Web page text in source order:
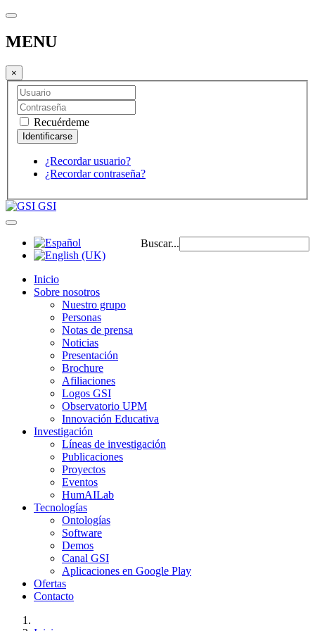
MENU
×
Recuérdeme
¿Recordar usuario?
¿Recordar contraseña?
GSI
Buscar...
Inicio
Sobre nosotros
Nuestro grupo
Personas
Notas de prensa
Noticias
Presentación
Brochure
Afiliaciones
Logos GSI
Observatorio UPM
Innovación Educativa
Investigación
Líneas de investigación
Publicaciones
Proyectos
Eventos
HumAILab
Tecnologías
Ontologías
Software
Demos
Canal GSI
Aplicaciones en Google Play
Ofertas
Contacto